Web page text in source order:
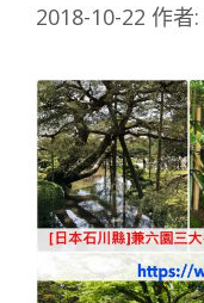
2018-10-22 作者: